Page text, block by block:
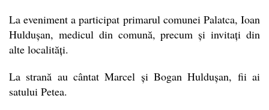
La eveniment a participat primarul comunei Palatca, Ioan
Huldușan, medicul din comună, precum și invitați din
alte localități.
La strană au cântat Marcel și Bogan Huldușan, fii ai
satului Petea.